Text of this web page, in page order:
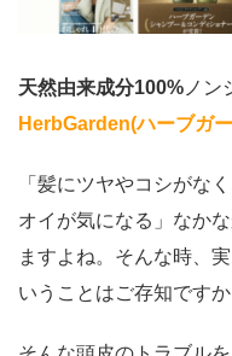
天然由来成分100% ノン
HerbGarden(ハーブガ
「髪にツヤやコシがな
オイが気になる 」なか
ますよね。そんな時、
いうことはご存知ですか